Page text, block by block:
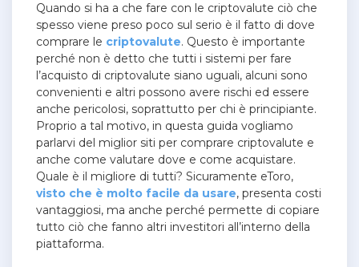
Quando si ha a che fare con le criptovalute ciò che
spesso viene preso poco sul serio è il fatto di dove
comprare le criptovalute. Questo è importante
perché non è detto che tutti i sistemi per fare
l’acquisto di criptovalute siano uguali, alcuni sono
convenienti e altri possono avere rischi ed essere
anche pericolosi, soprattutto per chi è principiante.
Proprio a tal motivo, in questa guida vogliamo
parlarvi del miglior siti per comprare criptovalute e
anche come valutare dove e come acquistare.
Quale è il migliore di tutti? Sicuramente eToro,
visto che è molto facile da usare, presenta costi
vantaggiosi, ma anche perché permette di copiare
tutto ciò che fanno altri investitori all’interno della
piattaforma.